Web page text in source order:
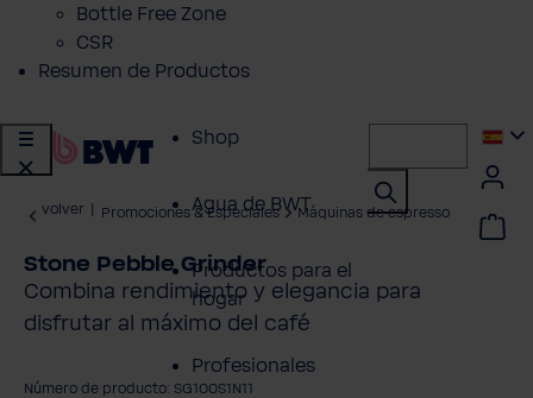
Bottle Free Zone
CSR
Resumen de Productos
Shop
Agua de BWT
Productos para el
hogar
Profesionales
volver Promociones & Especiales Máquinas de espresso
Stone Pebble Grinder
Combina rendimiento y elegancia para
disfrutar al máximo del café
Número de producto: SG100S1N11